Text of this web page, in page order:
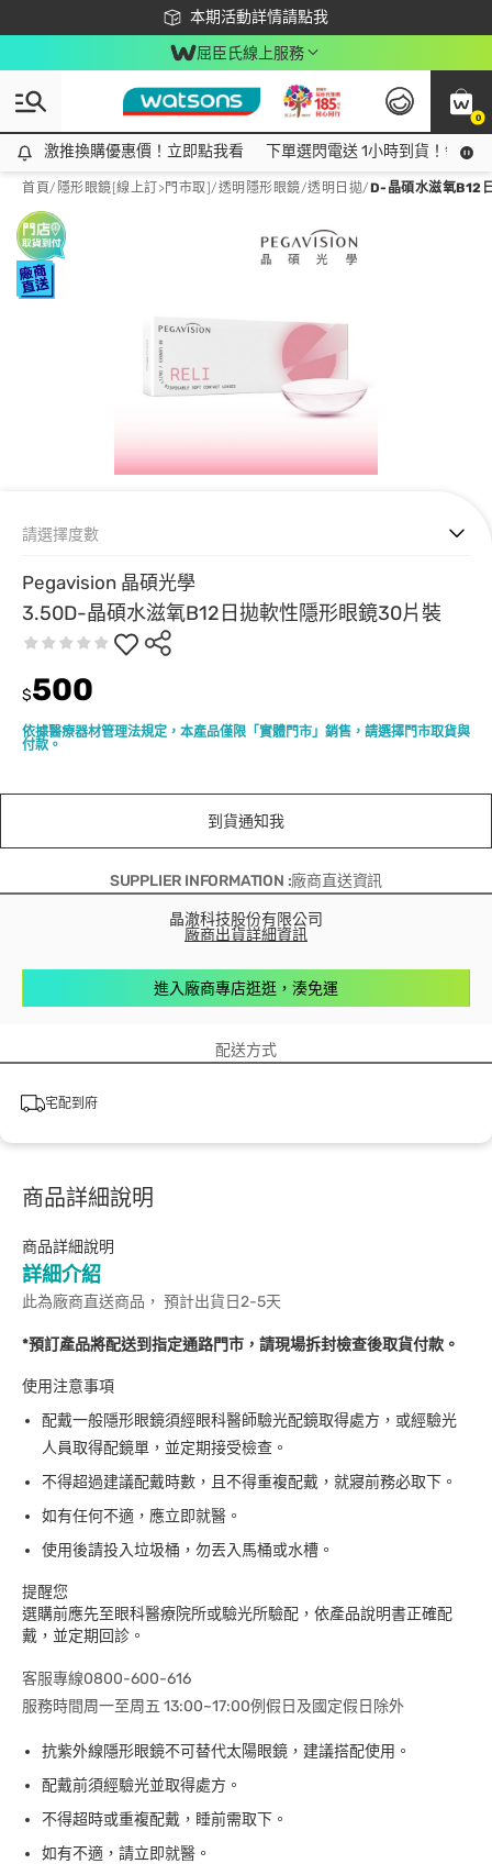
本期活動詳情請點我
下載app最高回饋$350
屈臣氏線上服務
0
激推換購優惠價！立即點我看
激推換購優惠價！立即點我看 下單選閃電送 1小時到貨！領神
首頁/ 隱形眼鏡[線上訂>門市取]/透明隱形眼鏡/透明日拋/D-晶碩水滋氧B12
Pegavision 晶碩光學
3.50D-晶碩水滋氧B12日拋軟性隱形眼鏡30片裝
依據醫療器材管理法規定，本產品僅限「實體門市」銷售，請選擇門市取貨與
付款。
$500
請選擇度數
到貨通知我
SUPPLIER INFORMATION :廠商直送資訊
晶澈科技股份有限公司
廠商出貨詳細資訊
進入廠商專店逛逛，湊免運
配送方式
宅配到府
商品詳細說明
商品詳細說明
詳細介紹
此為廠商直送商品， 預計出貨日2-5天
*預訂產品將配送到指定通路門市，請現場拆封檢查後取貨付款。
使用注意事項
配戴一般隱形眼鏡須經眼科醫師驗光配鏡取得處方，或經驗光
人員取得配鏡單，並定期接受檢查。
不得超過建議配戴時數，且不得重複配戴，就寢前務必取下。
如有任何不適，應立即就醫。
使用後請投入垃圾桶，勿丟入馬桶或水槽。
提醒您
選購前應先至眼科醫療院所或驗光所驗配，依產品說明書正確配
戴，並定期回診。
客服專線0800-600-616
服務時間周一至周五 13:00~17:00例假日及國定假日除外
抗紫外線隱形眼鏡不可替代太陽眼鏡，建議搭配使用。
配戴前須經驗光並取得處方。
不得超時或重複配戴，睡前需取下。
如有不適，請立即就醫。